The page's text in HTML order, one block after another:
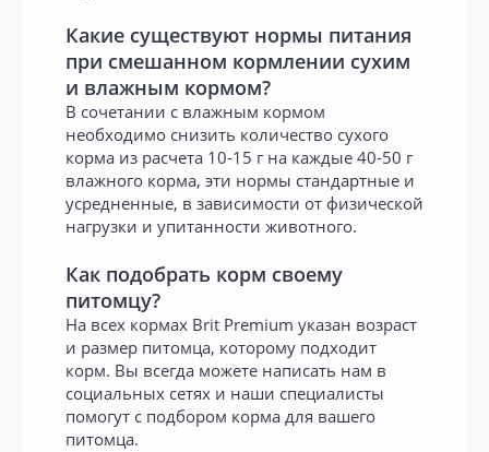
Какие существуют нормы питания
при смешанном кормлении сухим
и влажным кормом?
В сочетании с влажным кормом
необходимо снизить количество сухого
корма из расчета 10-15 г на каждые 40-50 г
влажного корма, эти нормы стандартные и
усредненные, в зависимости от физической
нагрузки и упитанности животного.
Как подобрать корм своему
питомцу?
На всех кормах Brit Premium указан возраст
и размер питомца, которому подходит
корм. Вы всегда можете написать нам в
социальных сетях и наши специалисты
помогут с подбором корма для вашего
питомца.